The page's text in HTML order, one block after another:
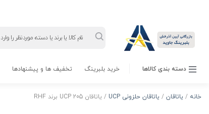
search
دسته بندی کالاها خرید بلبرینگ تخفیف ها و پیشنهادها
خانه / یاتاقان / یاتاقان حلزونی UCP / یاتاقان UCP 205 برند RHF